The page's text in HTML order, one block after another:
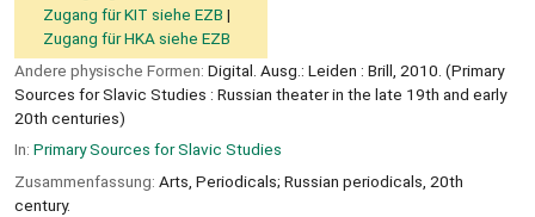
Zugang für KIT siehe EZB
Zugang für HKA siehe EZB
Andere physische Formen: Digital. Ausg.: Leiden : Brill, 2010. (Primary
Sources for Slavic Studies : Russian theater in the late 19th and early
20th centuries)
In: Primary Sources for Slavic Studies
Zusammenfassung: Arts, Periodicals; Russian periodicals, 20th
century.